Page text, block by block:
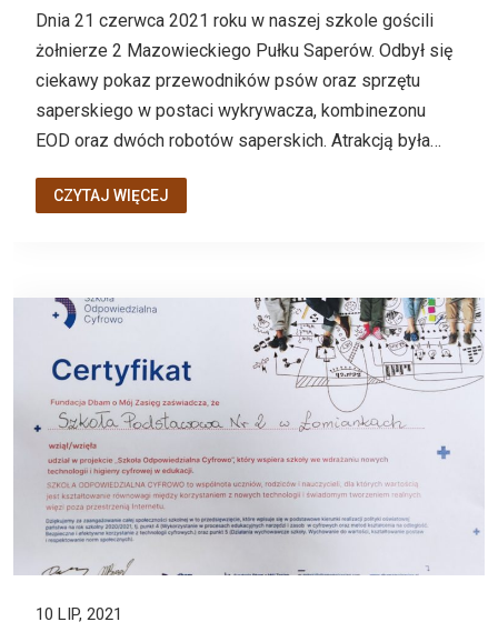
Dnia 21 czerwca 2021 roku w naszej szkole gościli
żołnierze 2 Mazowieckiego Pułku Saperów. Odbył się
ciekawy pokaz przewodników psów oraz sprzętu
saperskiego w postaci wykrywacza, kombinezonu
EOD oraz dwóch robotów saperskich. Atrakcją była…
CZYTAJ WIĘCEJ
10 LIP, 2021